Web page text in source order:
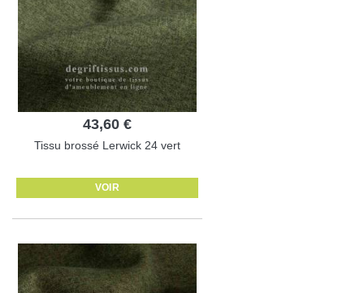
43,60 €
Tissu brossé Lerwick 24 vert
VOIR